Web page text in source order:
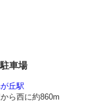
車場
丘駅
ら西に約860m